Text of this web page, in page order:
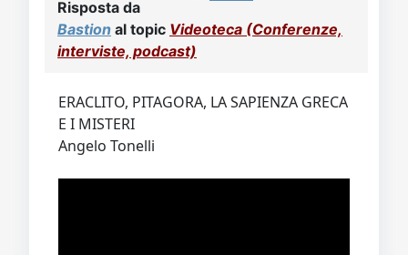
Risposta da
Bastion al topic Videoteca (Conferenze,
interviste, podcast)
ERACLITO, PITAGORA, LA SAPIENZA GRECA
E I MISTERI
Angelo Tonelli